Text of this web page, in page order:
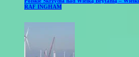
RAF INGHAM